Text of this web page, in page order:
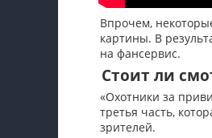
Впрочем,
картины. В
на фансервис.
Стоит ли
«Охотники за
третья часть,
зрителей.